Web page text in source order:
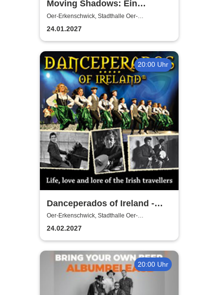
Moving Shadows: Ein
Schattentheater, das alles in
den Schatten stellt - On Fire
Oer-Erkenschwick, Stadthalle Oer-
Erkenschwick
24.01.2027
20:00 Uhr
Danceperados of Ireland -
Life, love and lore of the Irish
Travellers Tour
Oer-Erkenschwick, Stadthalle Oer-
Erkenschwick
24.02.2027
20:00 Uhr